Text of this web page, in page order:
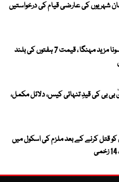
شہریوں کی عارضی قیام کی درخواستیں
عالمی مارکیٹ میں سونا مزید مہنگا ، قیمت 7 ہفتوں کی بلند
بی بی کی قیدِ تنہائی کیس، دلائل مکمل،
کو قتل کرنے کے بعد ملزم کی اسکول میں